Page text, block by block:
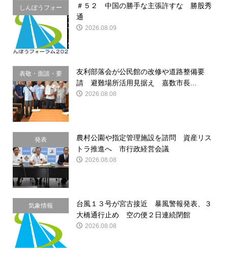
しんぽうフォー
ラム
＃５２ 中国の勝手な主張許すな 勝股秀
通
2026.08.09
表敬・面談・要
請
友利部落会が公民館の改修や道路整備要
請 避難場所活用見据え 嘉数市長...
2026.08.08
発表
農村公園や指定管理施設を諮問 資産リス
トラ推進へ 市行政経営会議
2026.08.08
気象情報
台風１３号が宮古接近 暴風警報発表、３
大橋通行止め 空の便２日連続閉館
2026.08.08